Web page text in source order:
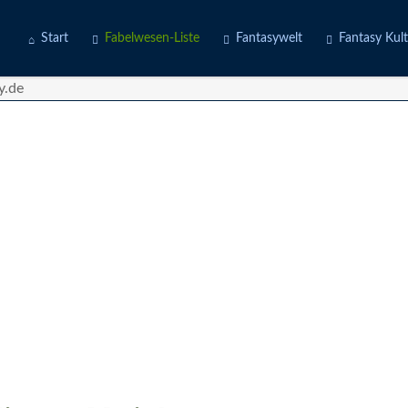
Start Fabelwesen-Liste Fantasywelt Fantasy